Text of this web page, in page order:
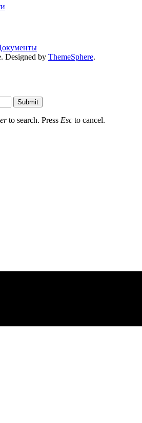
Designed by ThemeSphere.
Submit
to search. Press Esc to cancel.